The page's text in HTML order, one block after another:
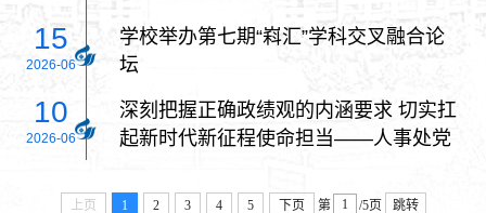
15
2026-06
学校举办第七期“嵙汇”学科交叉融合论
坛
10
2026-06
深刻把握正确政绩观的内涵要求 切实扛
起新时代新征程使命担当——人事处党
上页 1 2 3 4 5 下页 第 /5页 跳转